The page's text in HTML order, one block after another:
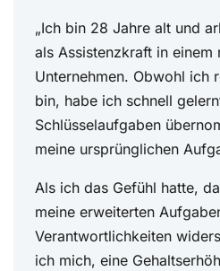
„Ich bin 28 Jahre alt und
als Assistenzkraft in einem
Unternehmen. Obwohl ich
bin, habe ich schnell
Schlüsselaufgaben
meine ursprünglichen
Als ich das Gefühl hatte,
meine erweiterten
Verantwortlichkeiten
ich mich, eine